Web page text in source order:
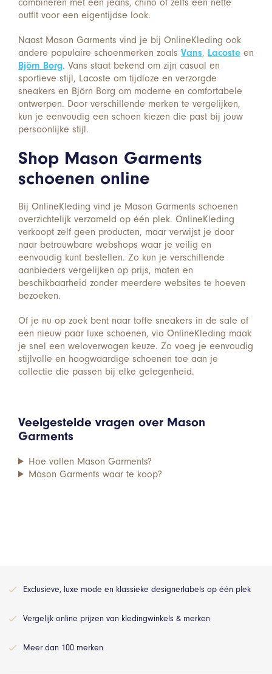
combineren met een jeans, chino of zelfs een nette
outfit voor een eigentijdse look.
Naast Mason Garments vind je bij OnlineKleding ook
andere populaire schoenmerken zoals Vans, Lacoste en
Björn Borg. Vans staat bekend om zijn casual en
sportieve stijl, Lacoste om tijdloze en verzorgde
sneakers en Björn Borg om moderne en comfortabele
ontwerpen. Door verschillende merken te vergelijken,
kun je eenvoudig een schoen kiezen die past bij jouw
persoonlijke stijl.
Shop Mason Garments
schoenen online
Bij OnlineKleding vind je Mason Garments schoenen
overzichtelijk verzameld op één plek. OnlineKleding
verkoopt zelf geen producten, maar verwijst je door
naar betrouwbare webshops waar je veilig en
eenvoudig kunt bestellen. Zo kun je verschillende
aanbieders vergelijken op prijs, maten en
beschikbaarheid zonder meerdere websites te hoeven
bezoeken.
Of je nu op zoek bent naar toffe sneakers in de sale of
een nieuw paar luxe schoenen, via OnlineKleding maak
je snel een weloverwogen keuze. Zo voeg je eenvoudig
stijlvolle en hoogwaardige schoenen toe aan je
collectie die passen bij elke gelegenheid.
Veelgestelde vragen over Mason
Garments
Hoe vallen Mason Garments?
Mason Garments waar te koop?
Exclusieve, luxe mode en klassieke designerlabels op één plek
Vergelijk online prijzen van kledingwinkels & merken
Meer dan 100 merken